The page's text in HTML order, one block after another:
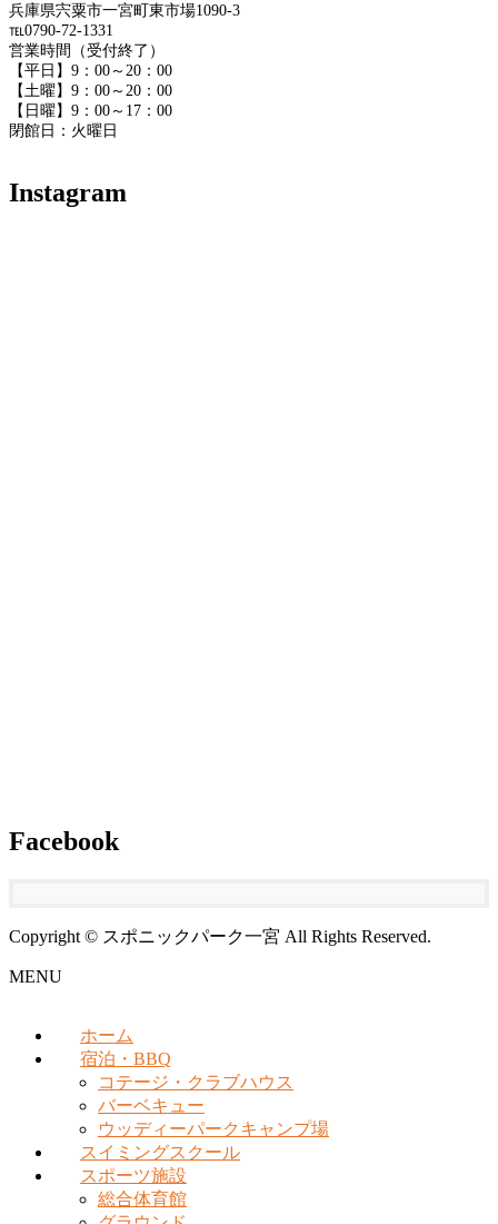
兵庫県宍粟市一宮町東市場1090-3
℡0790-72-1331
営業時間（受付終了）
【平日】9：00～20：00
【土曜】9：00～20：00
【日曜】9：00～17：00
閉館日：火曜日
Instagram
Facebook
Copyright © スポニックパーク一宮 All Rights Reserved.
MENU
ホーム
宿泊・BBQ
コテージ・クラブハウス
バーベキュー
ウッディーパークキャンプ場
スイミングスクール
スポーツ施設
総合体育館